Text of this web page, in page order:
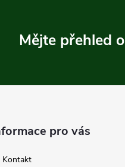
Mějte přehled
pro vás
Kontakt